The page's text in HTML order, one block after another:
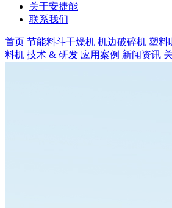
关于安捷能
联系我们
首页 节能料斗干燥机 机边破碎机 塑料
料机 技术 & 研发 应用案例 新闻资讯